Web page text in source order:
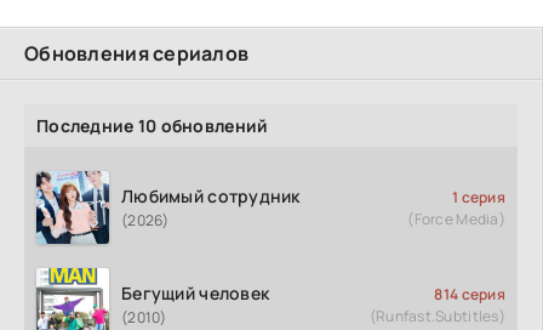
Обновления сериалов
Последние 10 обновлений
Любимый сотрудник
(2026)
1 серия
(Force Media)
Бегущий человек
(2010)
814 серия
(Runfast.Subtitles)